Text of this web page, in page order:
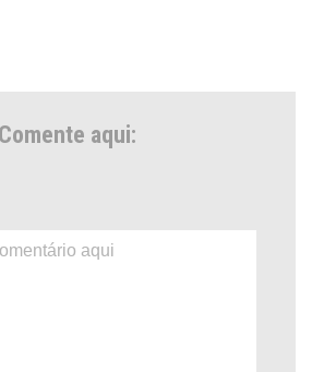
Comente aqui: